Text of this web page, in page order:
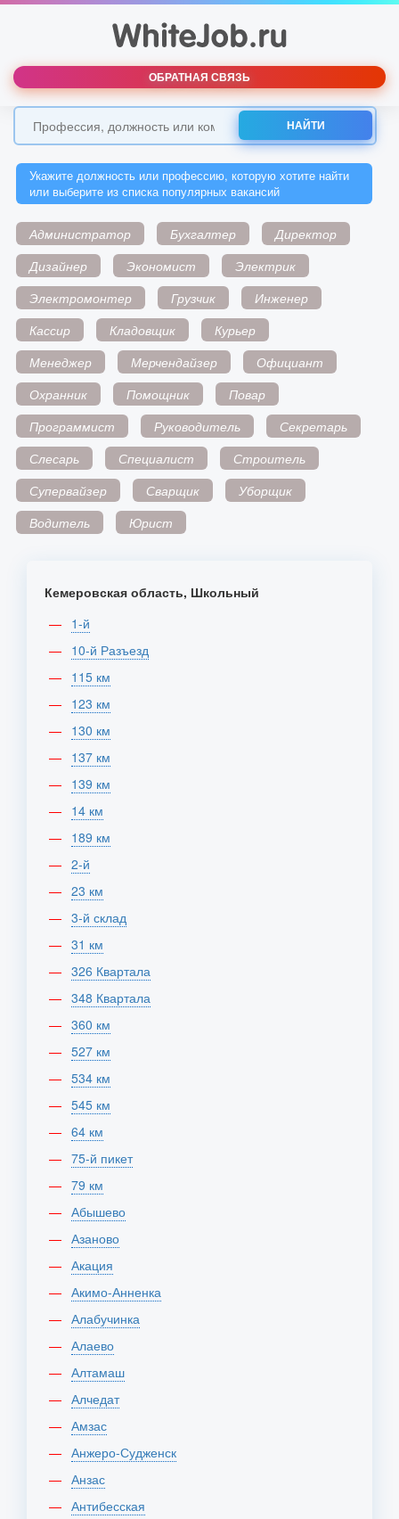
ОБРАТНАЯ СВЯЗЬ
НАЙТИ
Укажите должность или профессию, которую хотите найти
или выберите из списка популярных вакансий
Администратор Бухгалтер
Директор
Дизайнер
Экономист
Электрик
Электромонтер
Грузчик
Инженер
Кассир
Кладовщик
Курьер
Менеджер
Мерчендайзер
Официант
Охранник
Помощник
Повар
Программист
Руководитель
Секретарь
Слесарь
Специалист
Строитель
Супервайзер
Сварщик
Уборщик
Водитель
Юрист
Кемеровская область, Школьный
1-й
10-й Разъезд
115 км
123 км
130 км
137 км
139 км
14 км
189 км
2-й
23 км
3-й склад
31 км
326 Квартала
348 Квартала
360 км
527 км
534 км
545 км
64 км
75-й пикет
79 км
Абышево
Азаново
Акация
Акимо-Анненка
Алабучинка
Алаево
Алтамаш
Алчедат
Амзас
Анжеро-Судженск
Анзас
Антибесская